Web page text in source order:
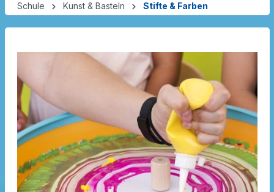
Schule Kunst & Basteln Stifte & Farben